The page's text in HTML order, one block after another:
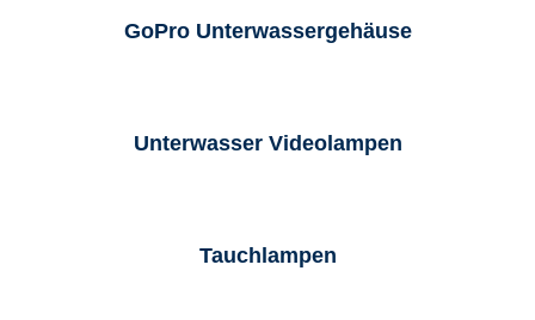
GoPro Unterwassergehäuse
Unterwasser Videolampen
Tauchlampen